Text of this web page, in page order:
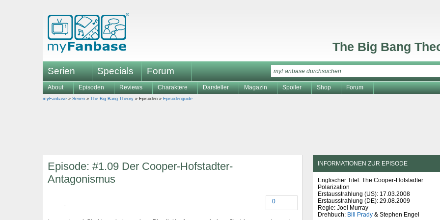
The Big Bang
Serien Specials Forum
About Episoden Reviews Charaktere Darsteller Magazin Spoiler Shop Forum
myFanbase » Serien » The Big Bang Theory » Episoden » Episodenguide
Episode: #1.09 Der Cooper-Hofstadter-
Antagonismus
0
INFORMATIONEN ZUR EPISODE
Englischer Titel: The Cooper-Hofstadter
Polarization
Erstausstrahlung (US): 17.03.2008
Erstausstrahlung (DE): 29.08.2009
Regie: Joel Murray
Drehbuch: Bill Prady & Stephen Engel